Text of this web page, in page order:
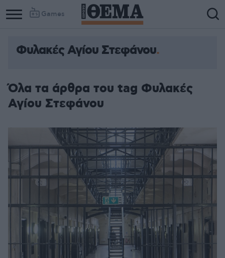
Games
Φυλακές Αγίου Στεφάνου
Όλα τα άρθρα του tag Φυλακές
Αγίου Στεφάνου